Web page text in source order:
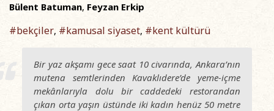
Bülent Batuman, Feyzan Erkip
#bekçiler, #kamusal siyaset, #kent kültürü
Bir yaz akşamı gece saat 10 civarında, Ankara’nın
mutena semtlerinden Kavaklıdere’de yeme-içme
mekânlarıyla dolu bir caddedeki restorandan
çıkan orta yaşın üstünde iki kadın henüz 50 metre